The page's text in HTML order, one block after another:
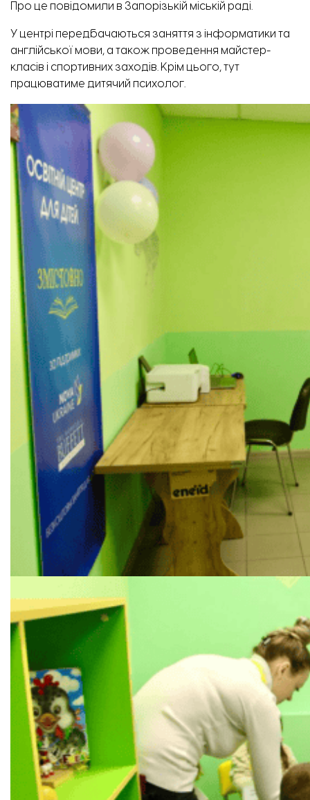
Про це повідомили в Запорізькій міській раді.
У центрі передбачаються заняття з інформатики та
англійської мови, а також проведення майстер-
класів і спортивних заходів. Крім цього, тут
працюватиме дитячий психолог.